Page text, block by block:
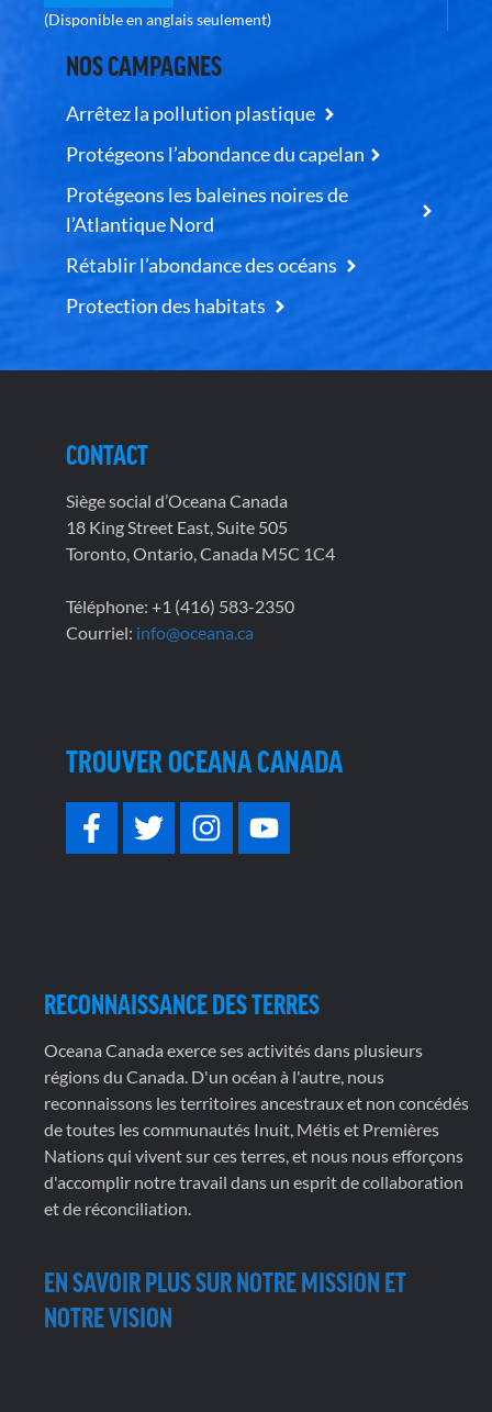
(Disponible en anglais seulement)
NOS CAMPAGNES
Arrêtez la pollution plastique
Protégeons l’abondance du capelan
Protégeons les baleines noires de
l’Atlantique Nord
Rétablir l’abondance des océans
Protection des habitats
CONTACT
Siège social d’Oceana Canada
18 King Street East, Suite 505
Toronto, Ontario, Canada M5C 1C4
Téléphone: +1 (416) 583-2350
Courriel: info@oceana.ca
TROUVER OCEANA CANADA
RECONNAISSANCE DES TERRES
Oceana Canada exerce ses activités dans plusieurs
régions du Canada. D'un océan à l'autre, nous
reconnaissons les territoires ancestraux et non concédés
de toutes les communautés Inuit, Métis et Premières
Nations qui vivent sur ces terres, et nous nous efforçons
d'accomplir notre travail dans un esprit de collaboration
et de réconciliation.
EN SAVOIR PLUS SUR NOTRE MISSION ET
NOTRE VISION